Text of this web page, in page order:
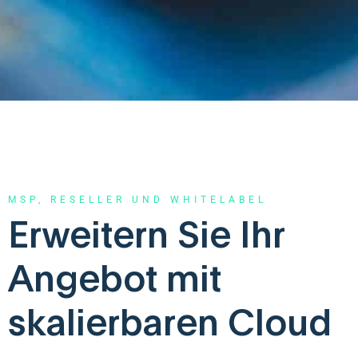
MSP, RESELLER UND WHITELABEL
Erweitern Sie Ihr
Angebot mit
skalierbaren Cloud